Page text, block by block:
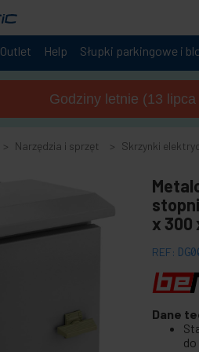
Outlet Help Słupki parkingowe i
Godziny letnie (13
Narzędzia i sprzęt Skrzynki
x 300
REF:
Dane